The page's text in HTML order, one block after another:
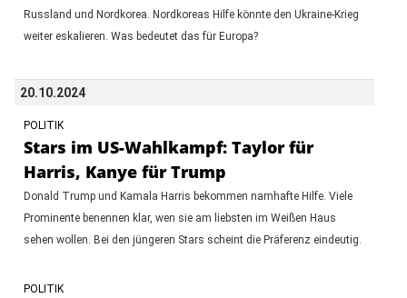
Russland und Nordkorea. Nordkoreas Hilfe könnte den Ukraine-Krieg
weiter eskalieren. Was bedeutet das für Europa?
20.10.2024
POLITIK
Stars im US-Wahlkampf: Taylor für
Harris, Kanye für Trump
Donald Trump und Kamala Harris bekommen namhafte Hilfe. Viele
Prominente benennen klar, wen sie am liebsten im Weißen Haus
sehen wollen. Bei den jüngeren Stars scheint die Präferenz eindeutig.
POLITIK